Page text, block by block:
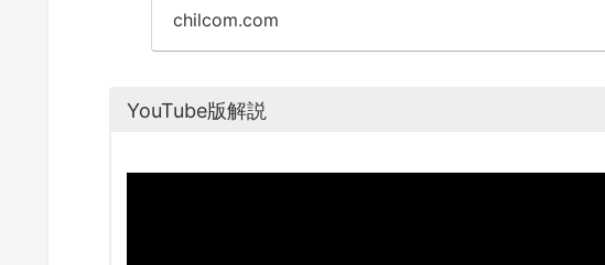
chilcom.com
YouTube版解説